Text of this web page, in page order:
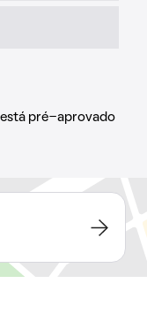
está pré-aprovado